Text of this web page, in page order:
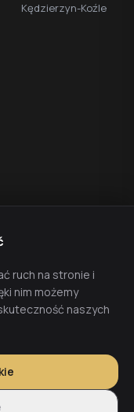
Kędzierzyn-Koźle
nami - przygotujemy
ruch na stronie i
nim możemy
naszych